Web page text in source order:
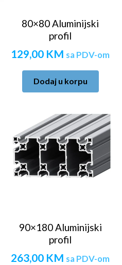
80×80 Aluminijski
profil
129,00 KM sa PDV-om
Dodaj u korpu
90×180 Aluminijski
profil
263,00 KM sa PDV-om